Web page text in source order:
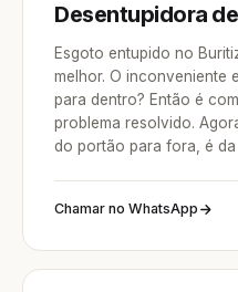
Desentupidora
Esgoto entupido no
melhor. O inconveniente
para dentro? Então é
problema resolvido.
do portão para fora, é
Chamar no WhatsApp